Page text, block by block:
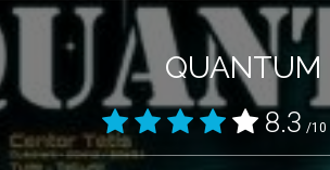
QUANTUM
8.3 /10